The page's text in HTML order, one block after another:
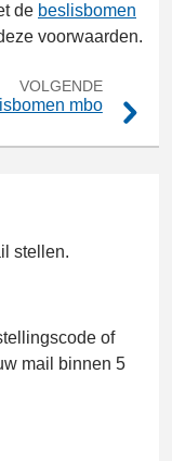
de beslisbomen
voorwaarden.
VOLGENDE
mbo
stellen.
of
mail binnen 5